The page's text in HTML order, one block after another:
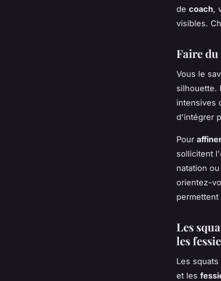
de coach,
visibles.
Faire
Vous le
silhouette.
intensives
d'intégrer
Pour
sollicitent
natation
orientez-
Les
les
Les
et les